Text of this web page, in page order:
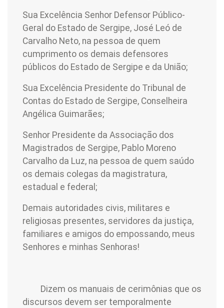
Sua Excelência Senhor Defensor Público-
Geral do Estado de Sergipe, José Leó de
Carvalho Neto, na pessoa de quem
cumprimento os demais defensores
públicos do Estado de Sergipe e da União;
Sua Excelência Presidente do Tribunal de
Contas do Estado de Sergipe, Conselheira
Angélica Guimarães;
Senhor Presidente da Associação dos
Magistrados de Sergipe, Pablo Moreno
Carvalho da Luz, na pessoa de quem saúdo
os demais colegas da magistratura,
estadual e federal;
Demais autoridades civis, militares e
religiosas presentes, servidores da justiça,
familiares e amigos do empossando, meus
Senhores e minhas Senhoras!
Dizem os manuais de cerimônias que os
discursos devem ser temporalmente